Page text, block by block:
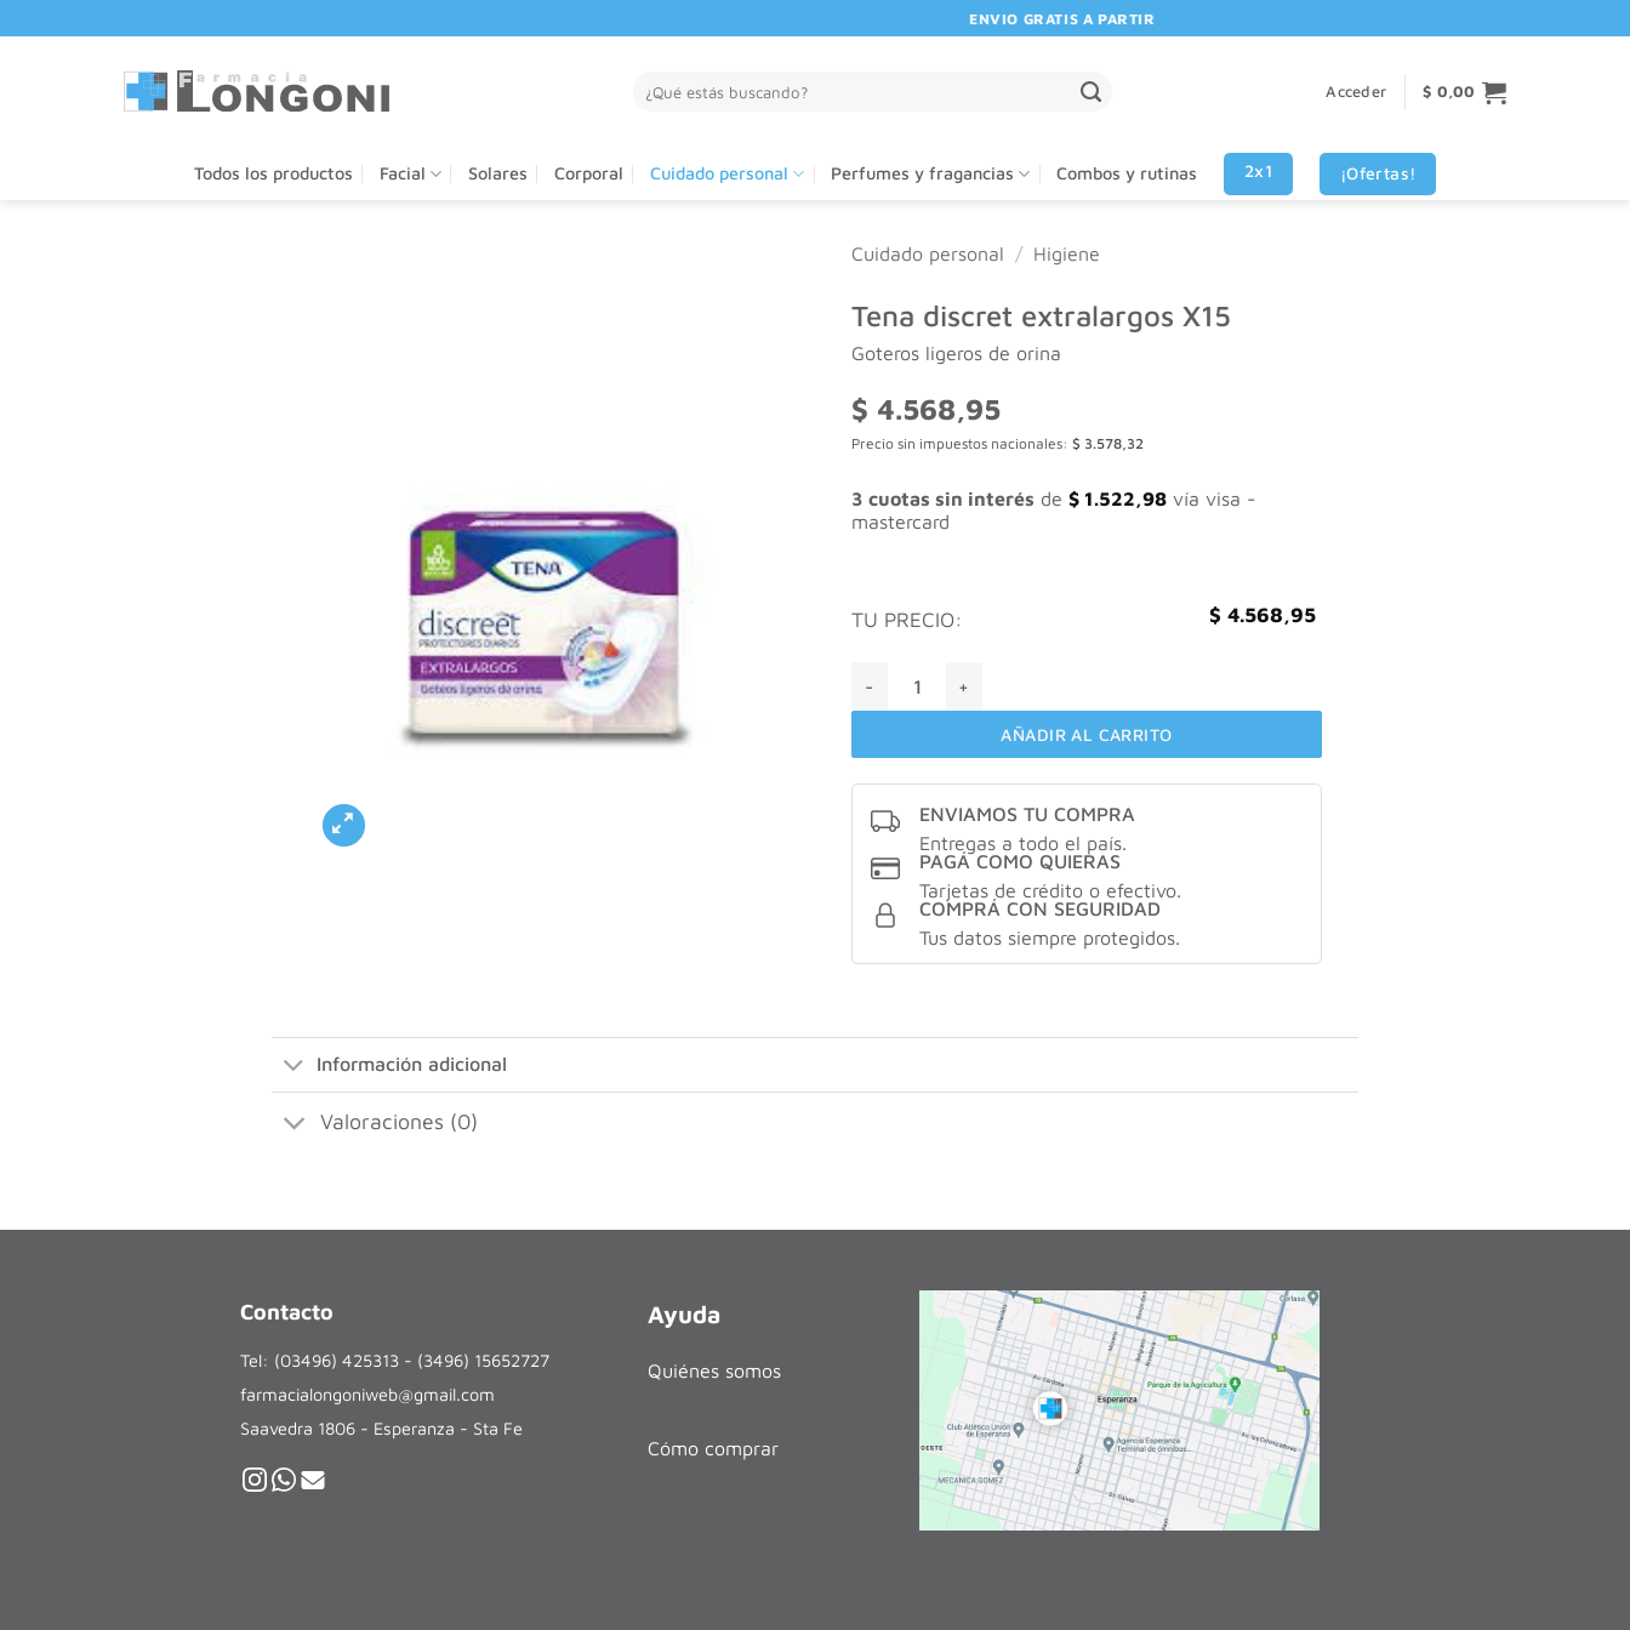
al
ENVIO GRATIS A PARTIR DE $80.000! 🚚 | 💳 3 CUOTAS SIN INTERES VISA - MASTERCARD
por:
Acceder $ 0,00
Todos los productos Facial Solares Corporal Cuidado personal Perfumes y fragancias Combos y rutinas 2x1 ¡Ofertas!
Cuidado personal / Higiene
Tena discret extralargos X15
Goteros ligeros de orina
$ 4.568,95
Precio sin impuestos nacionales: $ 3.578,32
3 cuotas sin interés de $ 1.522,98 vía visa -
mastercard
TU PRECIO: $ 4.568,95
AÑADIR AL CARRITO
ENVIAMOS TU COMPRA
Entregas a todo el país.
PAGÁ COMO QUIERAS
Tarjetas de crédito o efectivo.
COMPRÁ CON SEGURIDAD
Tus datos siempre protegidos.
Información adicional
Valoraciones (0)
Contacto
Tel: (03496) 425313 - (3496) 15652727
farmacialongoniweb@gmail.com
Saavedra 1806 - Esperanza - Sta Fe
Ayuda
Quiénes somos
Cómo comprar